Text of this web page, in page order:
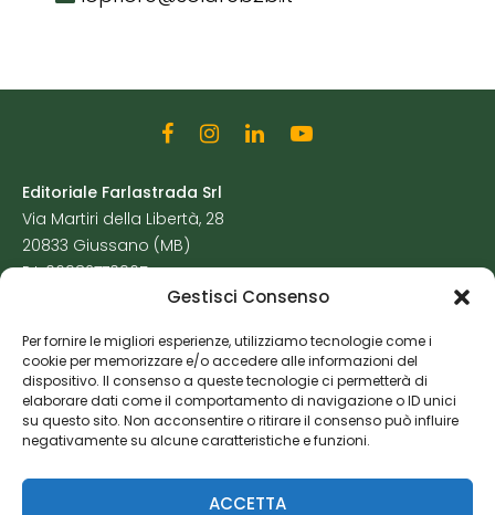
Gestisci Consenso
Per fornire le migliori esperienze, utilizziamo tecnologie come i
cookie per memorizzare e/o accedere alle informazioni del
dispositivo. Il consenso a queste tecnologie ci permetterà di
elaborare dati come il comportamento di navigazione o ID unici
su questo sito. Non acconsentire o ritirare il consenso può influire
negativamente su alcune caratteristiche e funzioni.
ACCETTA
Editoriale Farlastrada Srl
Via Martiri della Libertà, 28
20833 Giussano (MB)
P.I. 06982770965
Cookie Policy
Risorse Aggiuntive